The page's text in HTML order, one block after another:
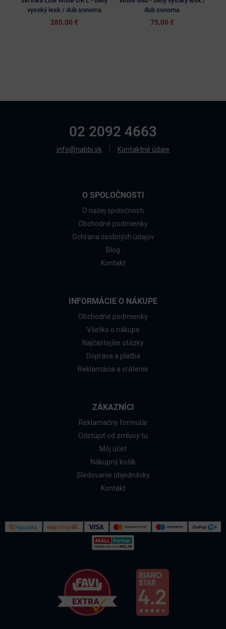
vysoký lesk / dub sonoma
285.00 €
dub sonoma
75.00 €
02 2092 4663
info@nabbi.sk Kontaktné údaje
O SPOLOČNOSTI
O našej spoločnosti
Obchodné podmienky
Ochrana osobných údajov
Blog
Kontakt
INFORMÁCIE O NÁKUPE
Obchodné podmienky
Všetko o nákupe
Najčastejšie otázky
Doprava a platba
Reklamácia a vrátenie
ZÁKAZNÍCI
Reklamačný formulár
Odstúpiť od zmluvy tu
Môj účet
Nákupný košík
Sledovanie objednávky
Kontakt